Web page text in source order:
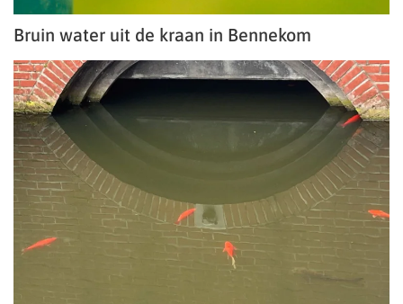
Bruin water uit de kraan in Bennekom